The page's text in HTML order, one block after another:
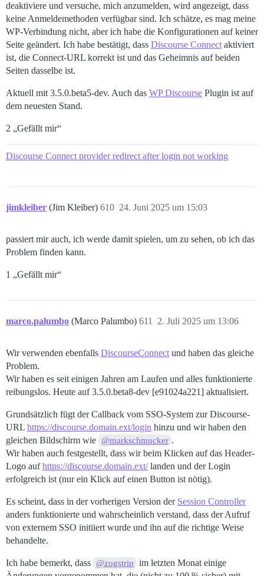
deaktiviere und versuche, mich anzumelden, wird angezeigt, dass
keine Anmeldemethoden verfügbar sind. Ich schätze, es mag meine
WP-Verbindung nicht, aber ich habe die Konfigurationen auf keiner
Seite geändert. Ich habe bestätigt, dass Discourse Connect aktiviert
ist, die Connect-URL korrekt ist und das Geheimnis auf beiden
Seiten dasselbe ist.
Aktuell mit 3.5.0.beta5-dev. Auch das WP Discourse Plugin ist auf
dem neuesten Stand.
2 „Gefällt mir“
Discourse Connect provider redirect after login not working
jimkleiber (Jim Kleiber) 24. Juni 2025 um 15:03
610
passiert mir auch, ich werde damit spielen, um zu sehen, ob ich das
Problem finden kann.
1 „Gefällt mir“
marco.palumbo (Marco Palumbo) 2. Juli 2025 um 13:06
611
Wir verwenden ebenfalls DiscourseConnect und haben das gleiche
Problem.
Wir haben es seit einigen Jahren am Laufen und alles funktionierte
reibungslos. Heute auf 3.5.0.beta8-dev [e91024a221] aktualisiert.
Grundsätzlich fügt der Callback vom SSO-System zur Discourse-
URL https://discourse.domain.ext/login hinzu und wir haben den
gleichen Bildschirm wie @markschmucker .
Wir haben auch festgestellt, dass wir beim Klicken auf das Header-
Logo aufhttps://discourse.domain.ext/landen und der Login
erfolgreich ist (nur ein Klick auf einen Button ist nötig).
Es scheint, dass in der vorherigen Version der Session Controller
anders funktionierte und wahrscheinlich verstand, dass der Aufruf
von externem SSO initiiert wurde und ihn auf die richtige Weise
behandelte.
Ich habe bemerkt, dass @zogstrip
im letzten Monat einige